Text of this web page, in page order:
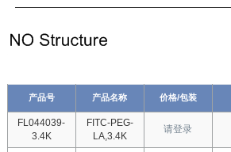
产品号 产品名称 价格/包装
FL044039-
3.4K
FITC-PEG-
LA,3.4K
请登录